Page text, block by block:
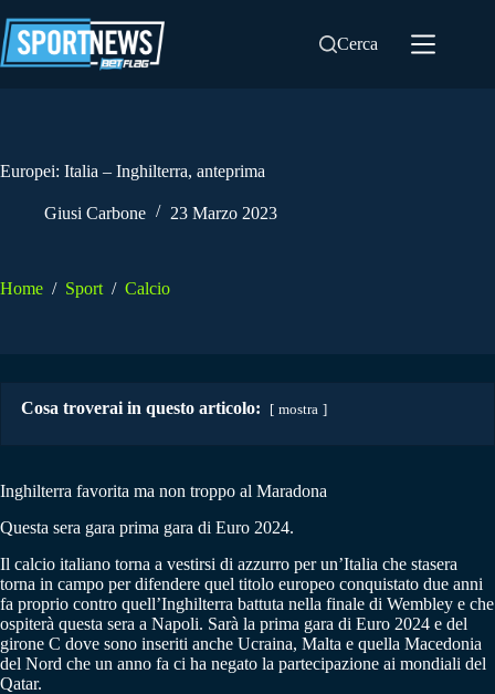
al
contenuto
Cerca
Europei: Italia – Inghilterra, anteprima
Giusi Carbone 23 Marzo 2023
Home / Sport / Calcio
Cosa troverai in questo articolo: mostra
Inghilterra favorita ma non troppo al Maradona
Questa sera gara prima gara di Euro 2024.
Il calcio italiano torna a vestirsi di azzurro per un’Italia che stasera
torna in campo per difendere quel titolo europeo conquistato due anni
fa proprio contro quell’Inghilterra battuta nella finale di Wembley e che
ospiterà questa sera a Napoli. Sarà la prima gara di Euro 2024 e del
girone C dove sono inseriti anche Ucraina, Malta e quella Macedonia
del Nord che un anno fa ci ha negato la partecipazione ai mondiali del
Qatar.